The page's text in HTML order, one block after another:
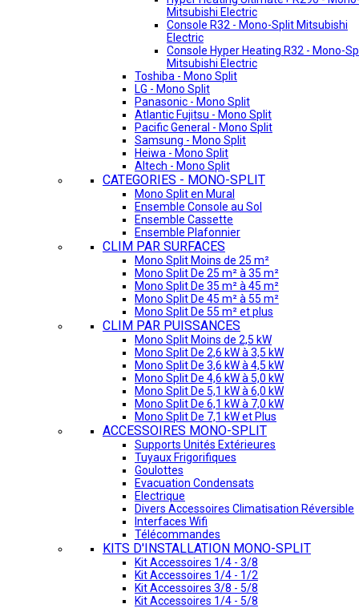
Mitsubishi Electric
Console R32 - Mono-Split Mitsubishi
Electric
Console Hyper Heating R32 - Mono-
Mitsubishi Electric
Toshiba - Mono Split
LG - Mono Split
Panasonic - Mono Split
Atlantic Fujitsu - Mono Split
Pacific General - Mono Split
Samsung - Mono Split
Heiwa - Mono Split
Altech - Mono Split
CATEGORIES - MONO-SPLIT
Mono Split en Mural
Ensemble Console au Sol
Ensemble Cassette
Ensemble Plafonnier
CLIM PAR SURFACES
Mono Split Moins de 25 m²
Mono Split De 25 m² à 35 m²
Mono Split De 35 m² à 45 m²
Mono Split De 45 m² à 55 m²
Mono Split De 55 m² et plus
CLIM PAR PUISSANCES
Mono Split Moins de 2,5 kW
Mono Split De 2,6 kW à 3,5 kW
Mono Split De 3,6 kW à 4,5 kW
Mono Split De 4,6 kW à 5,0 kW
Mono Split De 5,1 kW à 6,0 kW
Mono Split De 6,1 kW à 7,0 kW
Mono Split De 7,1 kW et Plus
ACCESSOIRES MONO-SPLIT
Supports Unités Extérieures
Tuyaux Frigorifiques
Goulottes
Evacuation Condensats
Electrique
Divers Accessoires Climatisation Réversible
Interfaces Wifi
Télécommandes
KITS D'INSTALLATION MONO-SPLIT
Kit Accessoires 1/4 - 3/8
Kit Accessoires 1/4 - 1/2
Kit Accessoires 3/8 - 5/8
Kit Accessoires 1/4 - 5/8